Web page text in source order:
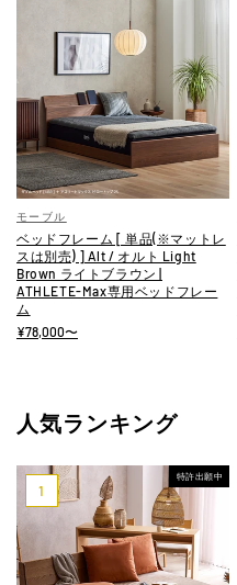
モーブル
ベッドフレーム [ 単品(※マットレ
スは別売) ] Alt / オルト Light
Brown ライトブラウン |
ATHLETE-Max専用ベッドフレー
ム
¥78,000〜
人気ランキング
特許出願中